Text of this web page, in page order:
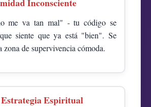
me va tan mal" - tu código se
siente que ya está "bien". Se
zona de supervivencia cómoda.
Espiritual